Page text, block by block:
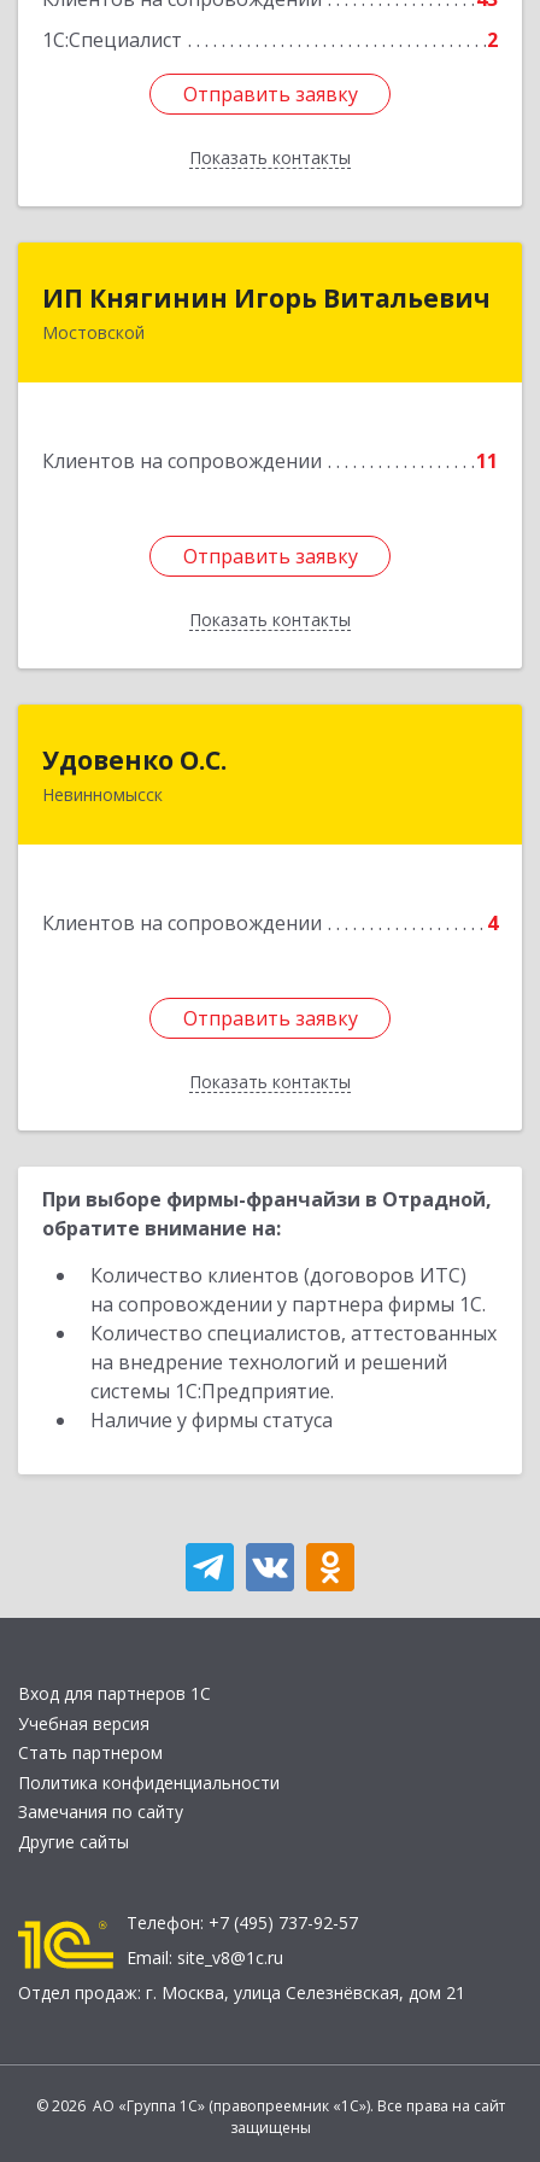
1С:Специалист
2
Отправить заявку
Показать контакты
Отправить заявку
Назад
ИП Княгинин Игорь Витальевич
Мостовской
Клиентов на сопровождении 11
Отправить заявку
Показать контакты
352570, Краснодарский край, Мостовский р-н,
Отправить заявку
Назад
Удовенко О.С.
Невинномысск
Клиентов на сопровождении 4
Отправить заявку
Показать контакты
357 100, г.Невинномысск, ул.Революцеонная,
Отправить заявку
Назад
При выборе фирмы-франчайзи в Отрадной,
обратите внимание на:
Количество клиентов (договоров ИТС)
на сопровождении у партнера фирмы 1С.
Количество специалистов, аттестованных
на внедрение технологий и решений
системы 1С:Предприятие.
Наличие у фирмы статуса
Вход для партнеров 1С
Учебная версия
Стать партнером
Политика конфиденциальности
Замечания по сайту
Другие сайты
Телефон: +7 (495) 737-92-57
Email: site_v8@1c.ru
Отдел продаж: г. Москва, улица Селезнёвская, дом 21
© 2026 АО «Группа 1С» (правопреемник «1С»). Все права на сайт
защищены